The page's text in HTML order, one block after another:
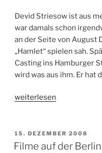
Devid Striesow ist aus
war damals schon
an der Seite von August
„Hamlet“ spielen sah.
Casting ins Hamburger
wird was aus ihm. Er hat
„Drei
23.12.2010“
weiterlesen
VERÖFFENTLICHT
AM
15. DEZEMBER 2008
Filme auf der